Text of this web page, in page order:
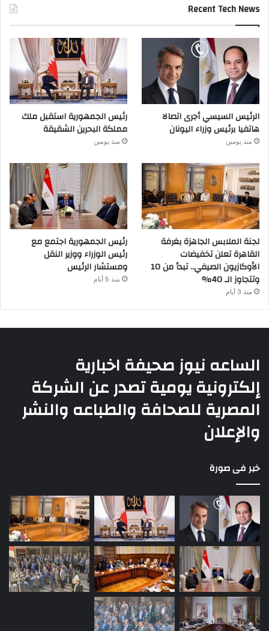
Recent Tech News
الرئيس السيسي أجرى اتصالا
هاتفيا برئيس وزراء اليونان
منذ يومين
رئيس الجمهورية استقبل ملك
مملكة البحرين الشقيقة
منذ يومين
لجنة الملابس الجاهزة بغرفة
القاهرة تعلن تخفيضات
الأوكازيون الصيفي.. تبدأ من 10
وتتجاوز الـ 40%
منذ 3 أيام
رئيس الجمهورية اجتمع مع
رئيس الوزراء ووزير النقل
ومستشار الرئيس
منذ 5 أيام
الساعه نيوز صحيفة اخبارية
إلكترونية يومية تصدر عن الشركة
المصرية للصحافة والطباعه والنشر
والإعلان
خبر فى صورة